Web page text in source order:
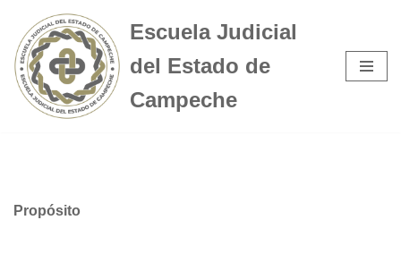
Saltar
al
contenido
Escuela Judicial
del Estado de
Campeche
Propósito